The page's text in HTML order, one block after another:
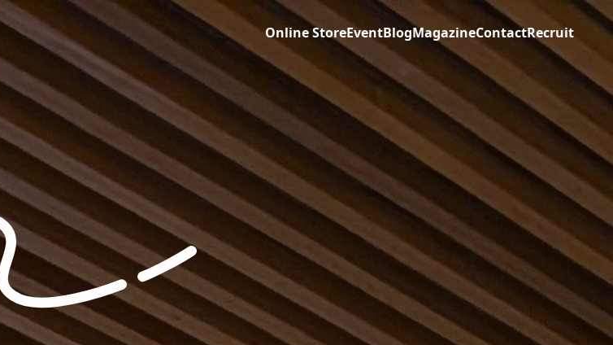
Online StoreEventBlogMagazineContactRecruit